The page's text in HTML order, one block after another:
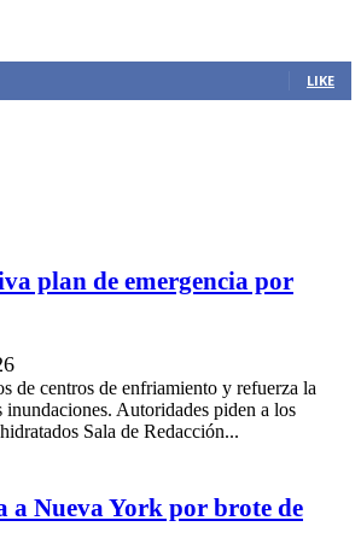
LIKE
plan de emergencia por
de centros de enfriamiento y refuerza la
inundaciones. Autoridades piden a los
Sala de Redacción...
a Nueva York por brote de